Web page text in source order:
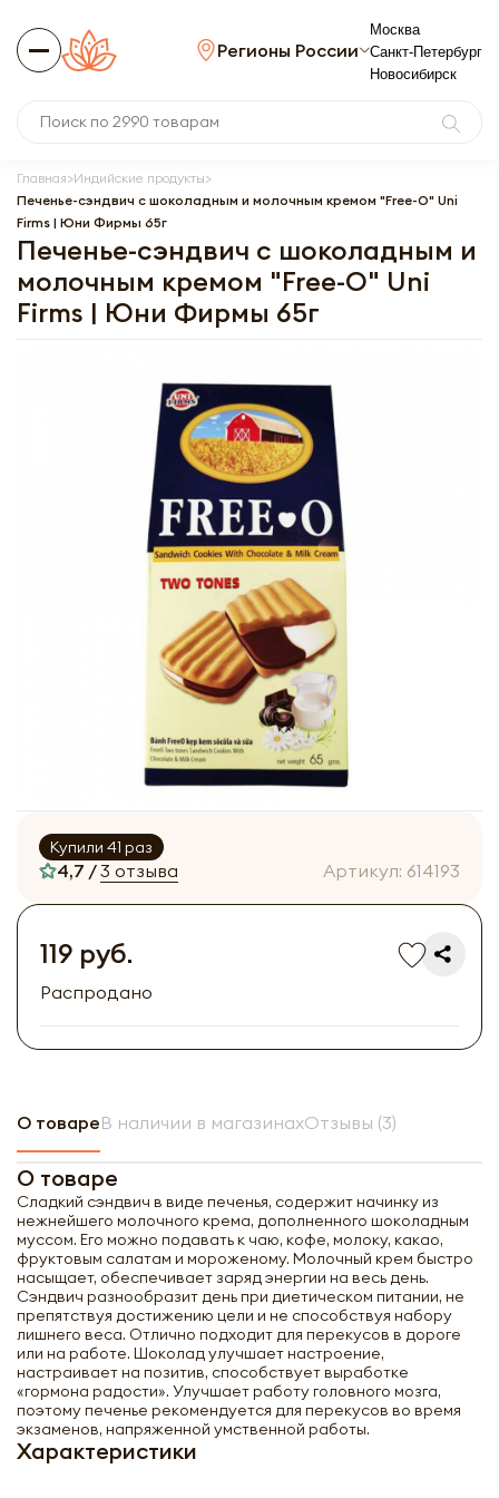
Регионы России
Москва
Санкт-Петербург
Новосибирск
Главная Индийские продукты
Печенье-сэндвич с шоколадным и молочным кремом "Free-O" Uni
Firms | Юни Фирмы 65г
Печенье-сэндвич с шоколадным и
молочным кремом "Free-O" Uni
Firms | Юни Фирмы 65г
Купили 41 раз
4,7 /3 отзыва Артикул: 614193
119 руб.
Распродано
О товареВ наличии в магазинахОтзывы (3)
О товаре
Сладкий сэндвич в виде печенья, содержит начинку из
нежнейшего молочного крема, дополненного шоколадным
муссом. Его можно подавать к чаю, кофе, молоку, какао,
фруктовым салатам и мороженому. Молочный крем быстро
насыщает, обеспечивает заряд энергии на весь день.
Сэндвич разнообразит день при диетическом питании, не
препятствуя достижению цели и не способствуя набору
лишнего веса. Отлично подходит для перекусов в дороге
или на работе. Шоколад улучшает настроение,
настраивает на позитив, способствует выработке
«гормона радости». Улучшает работу головного мозга,
поэтому печенье рекомендуется для перекусов во время
экзаменов, напряженной умственной работы.
Характеристики
Печенье-сэндвич с шоколадным и
молочным кремом &quot;Free-O&quot;
Uni Firms | Юни Фирмы 65г